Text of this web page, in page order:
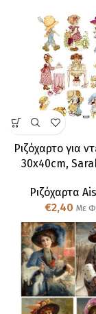
Ριζόχαρτo για
30x40cm,
Ριζόχαρτα
€2,40 Με